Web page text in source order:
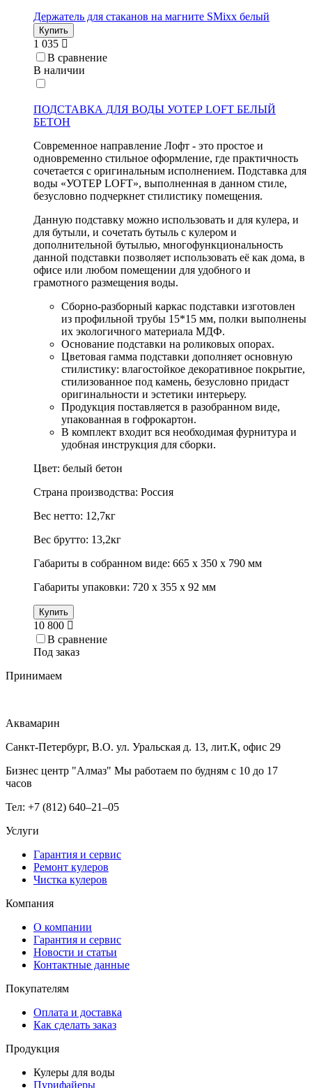
Держатель для стаканов на магните SMixx белый
Купить
1 035
В сравнение
В наличии
ПОДСТАВКА ДЛЯ ВОДЫ УОТЕР LOFT БЕЛЫЙ
БЕТОН
Современное направление Лофт - это простое и
одновременно стильное оформление, где практичность
сочетается с оригинальным исполнением. Подставка для
воды «УОТЕР LOFT», выполненная в данном стиле,
безусловно подчеркнет стилистику помещения.
Данную подставку можно использовать и для кулера, и
для бутыли, и сочетать бутыль с кулером и
дополнительной бутылью, многофункциональность
данной подставки позволяет использовать её как дома, в
офисе или любом помещении для удобного и
грамотного размещения воды.
Сборно-разборный каркас подставки изготовлен
из профильной трубы 15*15 мм, полки выполнены
их экологичного материала МДФ.
Основание подставки на роликовых опорах.
Цветовая гамма подставки дополняет основную
стилистику: влагостойкое декоративное покрытие,
стилизованное под камень, безусловно придаст
оригинальности и эстетики интерьеру.
Продукция поставляется в разобранном виде,
упакованная в гофрокартон.
В комплект входит вся необходимая фурнитура и
удобная инструкция для сборки.
Цвет: белый бетон
Страна производства: Россия
Вес нетто: 12,7кг
Вес брутто: 13,2кг
Габариты в собранном виде: 665 х 350 х 790 мм
Габариты упаковки: 720 х 355 х 92 мм
Купить
10 800
В сравнение
Под заказ
Принимаем
Аквамарин
Санкт-Петербург, В.О. ул. Уральская д. 13, лит.К, офис 29
Бизнес центр "Алмаз" Мы работаем по будням с 10 до 17
часов
Тел: +7 (812) 640–21–05
Услуги
Гарантия и сервис
Ремонт кулеров
Чистка кулеров
Компания
О компании
Гарантия и сервис
Новости и статьи
Контактные данные
Покупателям
Оплата и доставка
Как сделать заказ
Продукция
Кулеры для воды
Пурифайеры